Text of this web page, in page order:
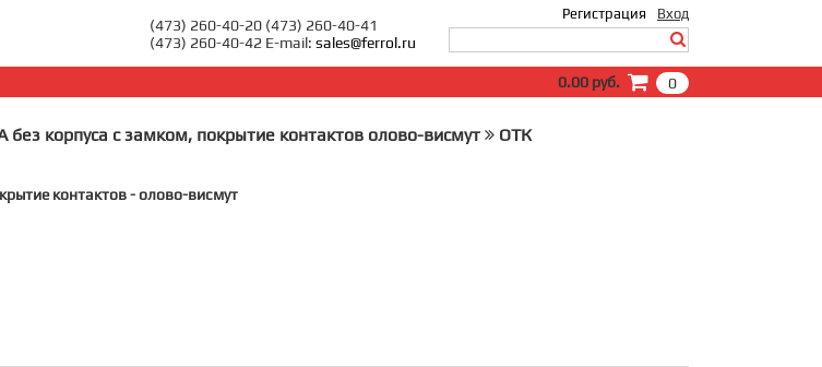
Вход
Запомнить меня
Регистрация
(473) 260-40-20 (473) 260-40-41
(473) 260-40-42 E-mail: sales@ferrol.ru
0
0.00 руб.
без корпуса с замком, покрытие контактов олово-висмут ОТК
контактов - олово-висмут